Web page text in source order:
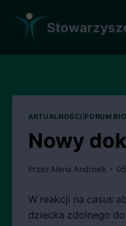
treści
AKTUALNOŚCI FORUM
Nowy
PrzezAlena Androsik
W reakcji na casus
dziecka zdolnego